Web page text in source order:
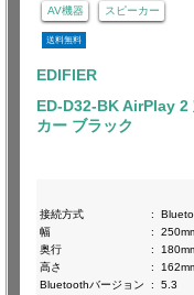
AV機器 スピーカー
送料無料
EDIFIER
ED-D32-BK AirPlay 2
カー ブラック
接続方式
:
幅
:
奥行
:
高さ
:
Bluetoothバージョン
: 5.3